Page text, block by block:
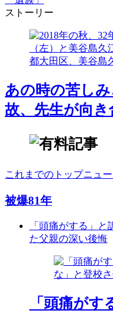
ストーリー
あの時の苦し
故、先生が向き
これまでのトップニュ
被爆81年
「頭痛がする」
た父親の深い後悔
「頭痛が